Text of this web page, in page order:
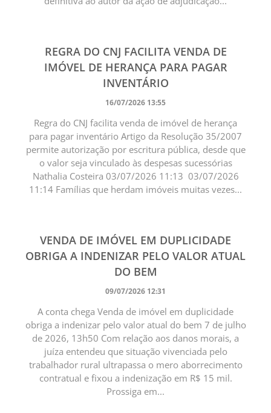
REGRA DO CNJ FACILITA VENDA DE
IMÓVEL DE HERANÇA PARA PAGAR
INVENTÁRIO
16/07/2026 13:55
Regra do CNJ facilita venda de imóvel de herança
para pagar inventário Artigo da Resolução 35/2007
permite autorização por escritura pública, desde que
o valor seja vinculado às despesas sucessórias
Nathalia Costeira 03/07/2026 11:13 03/07/2026
11:14 Famílias que herdam imóveis muitas vezes...
VENDA DE IMÓVEL EM DUPLICIDADE
OBRIGA A INDENIZAR PELO VALOR ATUAL
DO BEM
09/07/2026 12:31
A conta chega Venda de imóvel em duplicidade
obriga a indenizar pelo valor atual do bem 7 de julho
de 2026, 13h50 Com relação aos danos morais, a
juíza entendeu que situação vivenciada pelo
trabalhador rural ultrapassa o mero aborrecimento
contratual e fixou a indenização em R$ 15 mil.
Prossiga em...